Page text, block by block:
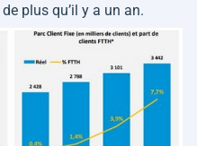
plus qu’il y a un an.